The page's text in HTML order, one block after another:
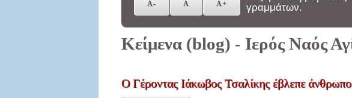
γραμμάτων.
Κείμενα (blog) - Ιερός Ναός
Ο Γέροντας Ιάκωβος Τσαλίκης έβλεπε